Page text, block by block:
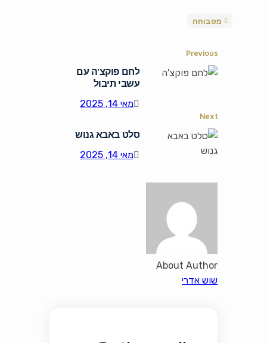
מטבוחה
Previous
לחם פוקצ'ה עם
עשבי תיבול
מאי 14, 2025
Next
סלט באבא גנוש
מאי 14, 2025
About Author
שוש אדרי